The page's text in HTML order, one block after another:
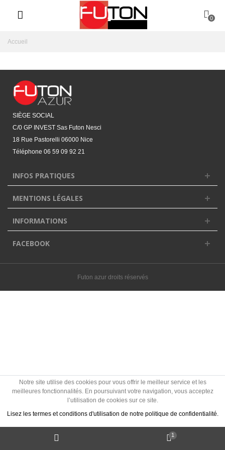
0
Notre site utilise des cookies pour vous offrir le meilleur service et les
meilleures fonctionnalités. En poursuivant votre navigation, vous acceptez
l’utilisation de cookies sur ce site.
Lisez les termes et conditions d'utilisation de notre politique de confidentialité.
Politique des cookies ? J'accepte les Cookies
Accueil
SIÈGE SOCIAL
C/0 GP INVEST Sas Futon Nesci
18 Rue Pastorelli 06000 Nice
Téléphone 06 59 09 92 21‬
INFOS PRATIQUES
MENTIONS LÉGALES
INFORMATIONS
FACEBOOK
Futon azur droits réservés
1